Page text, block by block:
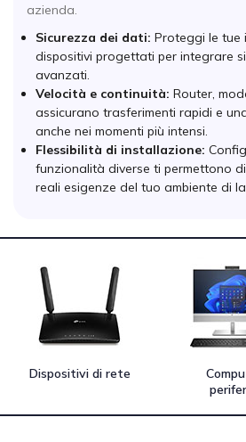
azienda.
Sicurezza dei dati: Proteggi le tue
dispositivi progettati per integrare
avanzati.
Velocità e continuità: Router,
assicurano trasferimenti rapidi e
anche nei momenti più intensi.
Flessibilità di installazione:
funzionalità diverse ti permettono
reali esigenze del tuo ambiente di
Dispositivi di rete